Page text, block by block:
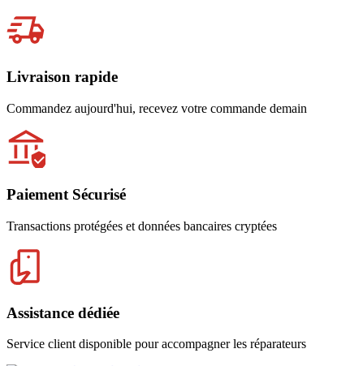
Livraison rapide
Commandez aujourd'hui, recevez votre commande demain
Paiement Sécurisé
Transactions protégées et données bancaires cryptées
Assistance dédiée
Service client disponible pour accompagner les réparateurs